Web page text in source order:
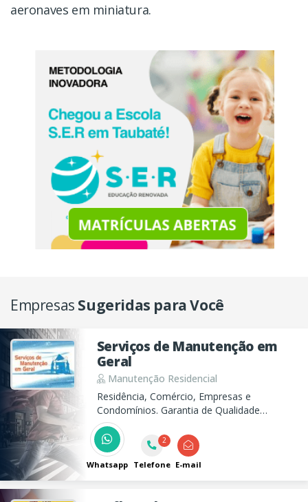
aeronaves em miniatura.
Empresas Sugeridas para Você
Serviços de Manutenção em
Geral
Manutenção Residencial
Residência, Comércio, Empresas e
Condomínios. Garantia de Qualidade
comprovada!
Whatsapp
2
Telefone E-mail